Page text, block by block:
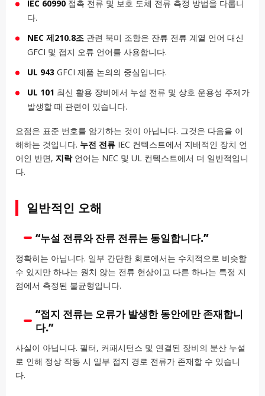
IEC 60990 접촉 전류 및 보호 도체 전류 측정 방법을 다룹니
다.
NEC 제210.8조 관련 북미 조항은 잔류 전류 계열 언어 대신
GFCI 및 접지 오류 언어를 사용합니다.
UL 943 GFCI 제품 논의의 중심입니다.
UL 101 최신 활용 장비에서 누설 전류 및 상호 운용성 주제가
발생할 때 관련이 있습니다.
요점은 표준 번호를 암기하는 것이 아닙니다. 그것은 다음을 이
해하는 것입니다. 누전 전류 IEC 컨텍스트에서 지배적인 장치 언
어인 반면, 지락언어는 NEC 및 UL 컨텍스트에서 더 일반적입니
다.
일반적인 오해
“누설 전류와 잔류 전류는 동일합니다.”
정확히는 아닙니다. 일부 간단한 회로에서는 수치적으로 비슷할
수 있지만 하나는 원치 않는 전류 현상이고 다른 하나는 특정 지
점에서 측정된 불균형입니다.
“접지 전류는 오류가 발생한 동안에만 존재합니
다.”
사실이 아닙니다. 필터, 커패시턴스 및 연결된 장비의 분산 누설
로 인해 정상 작동 시 일부 접지 경로 전류가 존재할 수 있습니
다.